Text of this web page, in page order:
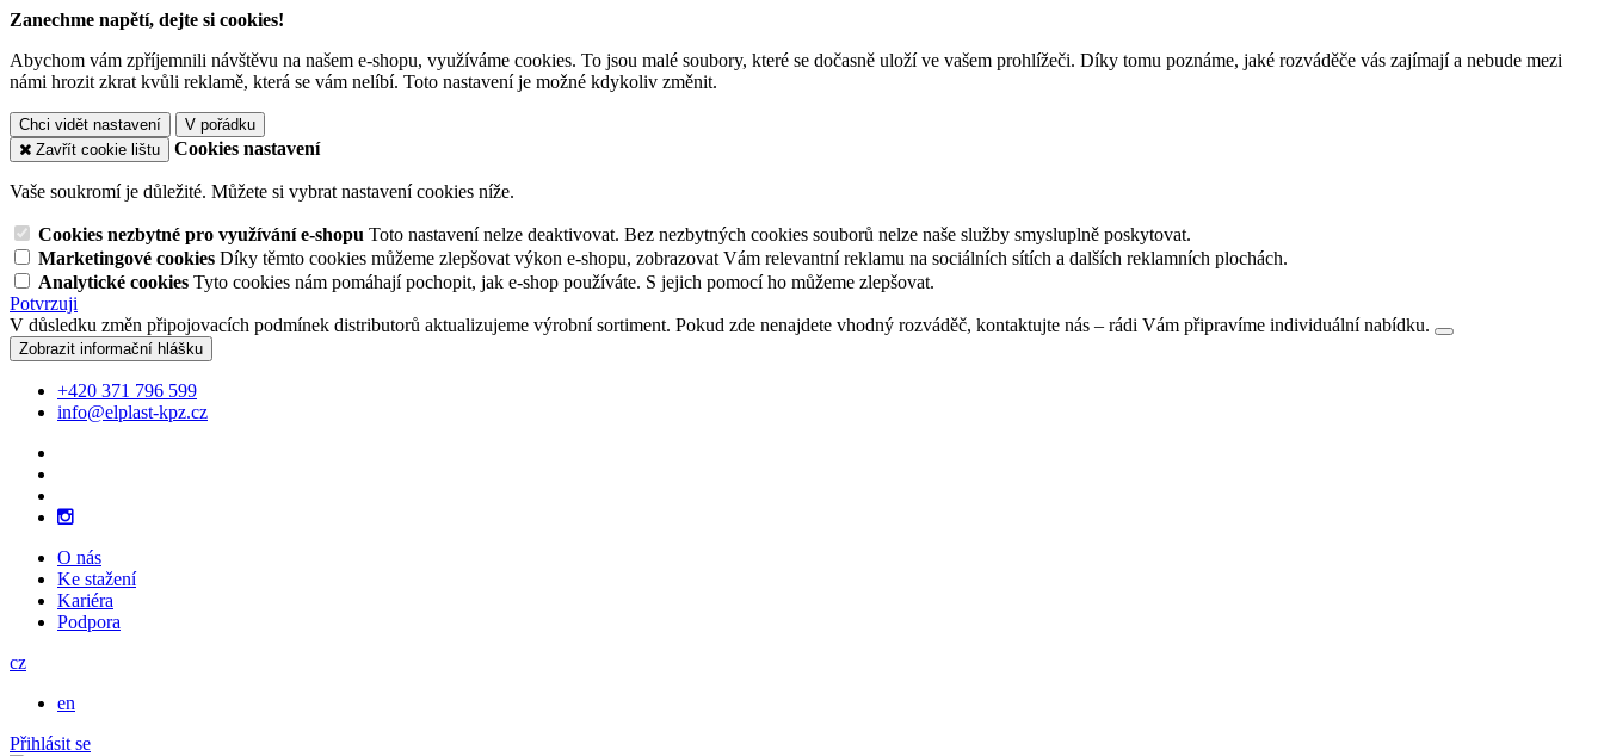
Zanechme napětí, dejte si cookies!
Abychom vám zpříjemnili návštěvu na našem e-shopu, využíváme cookies. To jsou malé soubory, které se dočasně uloží ve vašem prohlížeči. Díky tomu poznáme, jaké rozváděče vás zajímají a nebude mezi
námi hrozit zkrat kvůli reklamě, která se vám nelíbí. Toto nastavení je možné kdykoliv změnit.
Chci vidět nastavení
V pořádku
Zavřít cookie lištu
Cookies nastavení
Vaše soukromí je důležité. Můžete si vybrat nastavení cookies níže.
Cookies nezbytné pro využívání e-shopu Toto nastavení nelze deaktivovat. Bez nezbytných cookies souborů nelze naše služby smysluplně poskytovat.
Marketingové cookies Díky těmto cookies můžeme zlepšovat výkon e-shopu, zobrazovat Vám relevantní reklamu na sociálních sítích a dalších reklamních plochách.
Analytické cookies Tyto cookies nám pomáhají pochopit, jak e-shop používáte. S jejich pomocí ho můžeme zlepšovat.
Potvrzuji
V důsledku změn připojovacích podmínek distributorů aktualizujeme výrobní sortiment. Pokud zde nenajdete vhodný rozváděč, kontaktujte nás – rádi Vám připravíme individuální nabídku.
Zobrazit informační hlášku
+420 371 796 599
info@elplast-kpz.cz
O nás
Ke stažení
Kariéra
Podpora
cz
en
Přihlásit se